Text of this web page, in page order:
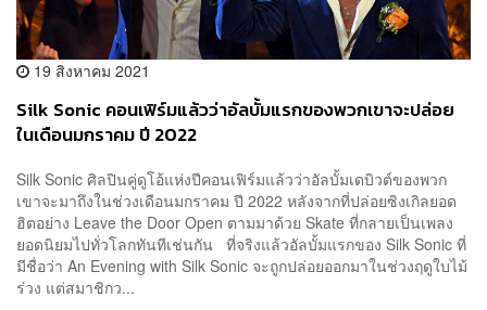
19 สิงหาคม 2021
Silk Sonic คอนเฟิร์มแล้วว่าอัลบั้มแรกของพวกเขาจะปล่อย
ในเดือนมกราคม ปี 2022
Silk Sonic ศิลปินคู่ดูโอ้แห่งปีคอนเฟิร์มแล้วว่าอัลบั้มเดบิวต์ของพวก
เขาจะมาถึงในช่วงเดือนมกราคม ปี 2022 หลังจากที่ปล่อยซิงเกิลยอด
ฮิตอย่าง Leave the Door Open ตามมาด้วย Skate ที่กลายเป็นเพลง
ยอดนิยมไปทั่วโลกทันทีเช่นกัน ที่จริงแล้วอัลบั้มแรกของ Silk Sonic ที่
มีชื่อว่า An Evening with Silk Sonic จะถูกปล่อยออกมาในช่วงฤดูใบไม้
ร่วง แต่สมาชิกว...